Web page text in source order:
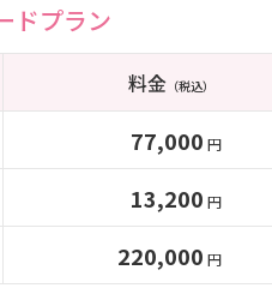
ドプラン
料金（税込）
77,000 円
13,200 円
220,000 円